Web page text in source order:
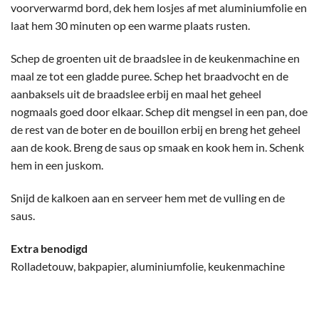
voorverwarmd bord, dek hem losjes af met aluminiumfolie en
laat hem 30 minuten op een warme plaats rusten.
Schep de groenten uit de braadslee in de keukenmachine en
maal ze tot een gladde puree. Schep het braadvocht en de
aanbaksels uit de braadslee erbij en maal het geheel
nogmaals goed door elkaar. Schep dit mengsel in een pan, doe
de rest van de boter en de bouillon erbij en breng het geheel
aan de kook. Breng de saus op smaak en kook hem in. Schenk
hem in een juskom.
Snijd de kalkoen aan en serveer hem met de vulling en de
saus.
Extra benodigd
Rolladetouw, bakpapier, aluminiumfolie, keukenmachine